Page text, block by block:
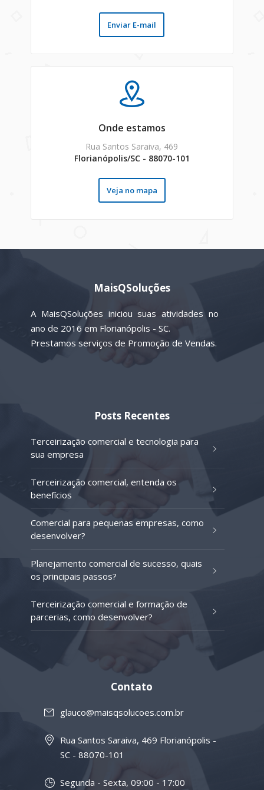
Enviar E-mail
Onde estamos
Rua Santos Saraiva, 469
Florianópolis/SC - 88070-101
Veja no mapa
MaisQSoluções
A MaisQSoluções iniciou suas atividades no
ano de 2016 em Florianópolis - SC.
Prestamos serviços de Promoção de Vendas.
Posts Recentes
Terceirização comercial e tecnologia para
sua empresa
Terceirização comercial, entenda os
benefícios
Comercial para pequenas empresas, como
desenvolver?
Planejamento comercial de sucesso, quais
os principais passos?
Terceirização comercial e formação de
parcerias, como desenvolver?
Contato
glauco@maisqsolucoes.com.br
Rua Santos Saraiva, 469 Florianópolis -
SC - 88070-101
Segunda - Sexta, 09:00 - 17:00